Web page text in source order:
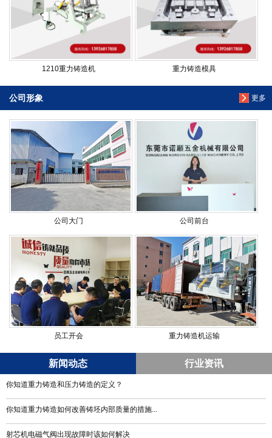
1210重力铸造机 重力铸造模具
更多
公司形象
公司大门 公司前台
员工开会 重力铸造机运输
新闻动态 行业资讯
你知道重力铸造和压力铸造的定义？
你知道重力铸造如何改善铸坯内部质量的措施...
射芯机电磁气阀出现故障时该如何解决